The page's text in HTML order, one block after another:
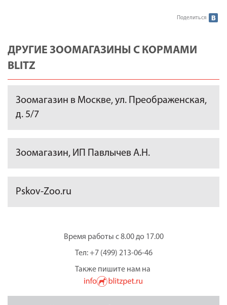
Поделиться
ДРУГИЕ ЗООМАГАЗИНЫ С КОРМАМИ
BLITZ
Зоомагазин в Москве, ул. Преображенская,
д. 5/7
Зоомагазин, ИП Павлычев А.Н.
Pskov-Zoo.ru
Время работы с 8.00 до 17.00
Тел: +7 (499) 213-06-46
Также пишите нам на